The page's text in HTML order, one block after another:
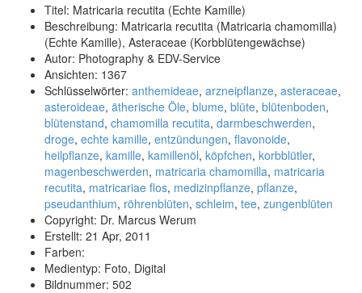
Titel: Matricaria recutita (Echte Kamille)
Beschreibung: Matricaria recutita (Matricaria chamomilla)
(Echte Kamille), Asteraceae (Korbblütengewächse)
Autor: Photography & EDV-Service
Ansichten: 1367
Schlüsselwörter: anthemideae, arzneipflanze, asteraceae,
asteroideae, ätherische Öle, blume, blüte, blütenboden,
blütenstand, chamomilla recutita, darmbeschwerden,
droge, echte kamille, entzündungen, flavonoide,
heilpflanze, kamille, kamillenöl, köpfchen, korbblütler,
magenbeschwerden, matricaria chamomilla, matricaria
recutita, matricariae flos, medizinpflanze, pflanze,
pseudanthium, röhrenblüten, schleim, tee, zungenblüten
Copyright: Dr. Marcus Werum
Erstellt: 21 Apr, 2011
Farben:
Medientyp: Foto, Digital
Bildnummer: 502